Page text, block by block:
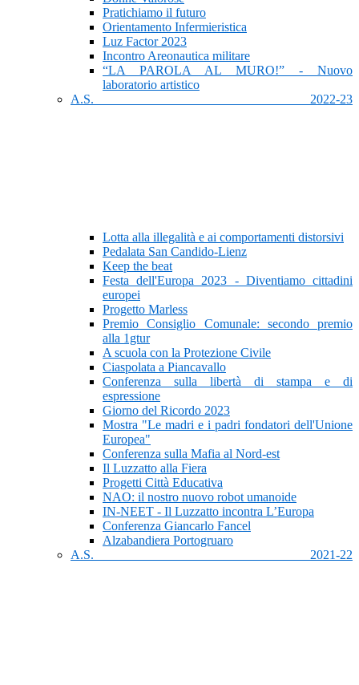
Pratichiamo il futuro
Orientamento Infermieristica
Luz Factor 2023
Incontro Areonautica militare
“LA PAROLA AL MURO!” - Nuovo
laboratorio artistico
A.S. 2022-23
Lotta alla illegalità e ai comportamenti distorsivi
Pedalata San Candido-Lienz
Keep the beat
Festa dell'Europa 2023 - Diventiamo cittadini
europei
Progetto Marless
Premio Consiglio Comunale: secondo premio
alla 1gtur
A scuola con la Protezione Civile
Ciaspolata a Piancavallo
Conferenza sulla libertà di stampa e di
espressione
Giorno del Ricordo 2023
Mostra "Le madri e i padri fondatori dell'Unione
Europea"
Conferenza sulla Mafia al Nord-est
Il Luzzatto alla Fiera
Progetti Città Educativa
NAO: il nostro nuovo robot umanoide
IN-NEET - Il Luzzatto incontra L’Europa
Conferenza Giancarlo Fancel
Alzabandiera Portogruaro
A.S. 2021-22